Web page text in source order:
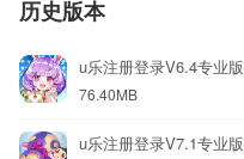
历史版本
u乐注册登录V6.4专业版
76.40MB
u乐注册登录V7.1专业版